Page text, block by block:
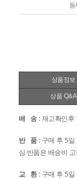
등
상품정보
상품 Q&A
배 송 : 재고확인후
반 품 : 구매 후 5
심 반품은 배송비
교 환 : 구매 후 5